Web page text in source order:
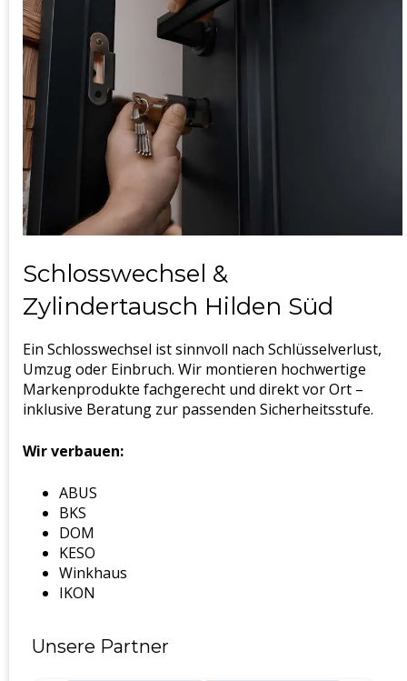
Schlosswechsel &
Zylindertausch Hilden Süd
Ein Schlosswechsel ist sinnvoll nach Schlüsselverlust,
Umzug oder Einbruch. Wir montieren hochwertige
Markenprodukte fachgerecht und direkt vor Ort –
inklusive Beratung zur passenden Sicherheitsstufe.
Wir verbauen:
ABUS
BKS
DOM
KESO
Winkhaus
IKON
Unsere Partner